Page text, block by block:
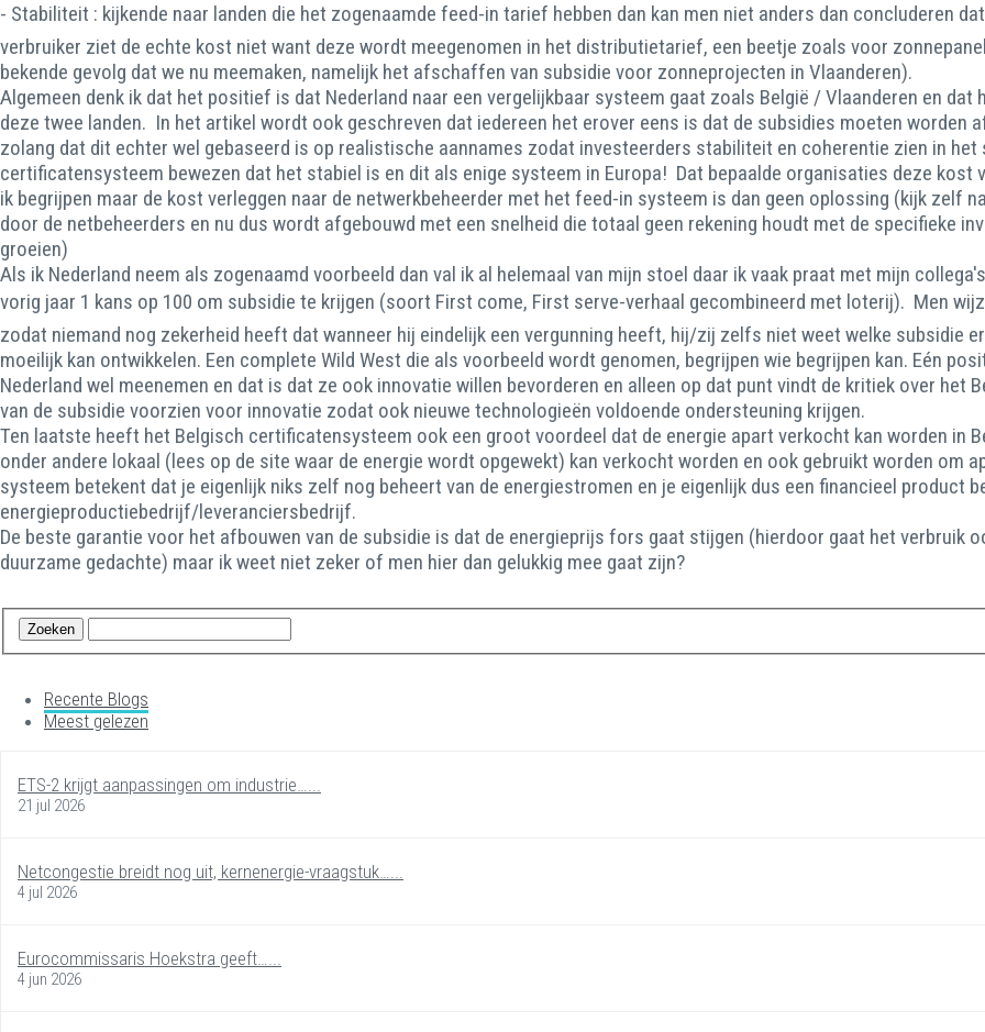
- Stabiliteit : kijkende naar landen die het zogenaamde feed-in tarief hebben dan kan men niet anders dan concluderen
verbruiker ziet de echte kost niet want deze wordt meegenomen in het distributietarief, een beetje zoals voor
bekende gevolg dat we nu meemaken, namelijk het afschaffen van subsidie voor zonneprojecten in Vlaanderen).
Algemeen denk ik dat het positief is dat Nederland naar een vergelijkbaar systeem gaat zoals België / Vlaanderen en
deze twee landen. In het artikel wordt ook geschreven dat iedereen het erover eens is dat de subsidies moeten
zolang dat dit echter wel gebaseerd is op realistische aannames zodat investeerders stabiliteit en coherentie zien in
certificatensysteem bewezen dat het stabiel is en dit als enige systeem in Europa! Dat bepaalde organisaties deze
ik begrijpen maar de kost verleggen naar de netwerkbeheerder met het feed-in systeem is dan geen oplossing (kijk zelf
door de netbeheerders en nu dus wordt afgebouwd met een snelheid die totaal geen rekening houdt met de specifieke
groeien)
Als ik Nederland neem als zogenaamd voorbeeld dan val ik al helemaal van mijn stoel daar ik vaak praat met mijn
vorig jaar 1 kans op 100 om subsidie te krijgen (soort First come, First serve-verhaal gecombineerd met loterij). Men
zodat niemand nog zekerheid heeft dat wanneer hij eindelijk een vergunning heeft, hij/zij zelfs niet weet welke subsidie
moeilijk kan ontwikkelen. Een complete Wild West die als voorbeeld wordt genomen, begrijpen wie begrijpen kan. Eén
Nederland wel meenemen en dat is dat ze ook innovatie willen bevorderen en alleen op dat punt vindt de kritiek over het
van de subsidie voorzien voor innovatie zodat ook nieuwe technologieën voldoende ondersteuning krijgen.
Ten laatste heeft het Belgisch certificatensysteem ook een groot voordeel dat de energie apart verkocht kan worden in
onder andere lokaal (lees op de site waar de energie wordt opgewekt) kan verkocht worden en ook gebruikt worden om
systeem betekent dat je eigenlijk niks zelf nog beheert van de energiestromen en je eigenlijk dus een financieel product
energieproductiebedrijf/leveranciersbedrijf.
De beste garantie voor het afbouwen van de subsidie is dat de energieprijs fors gaat stijgen (hierdoor gaat het verbruik
duurzame gedachte) maar ik weet niet zeker of men hier dan gelukkig mee gaat zijn?
Recente Blogs
Meest gelezen
ETS-2 krijgt aanpassingen om industrie…...
21 jul 2026
Netcongestie breidt nog uit, kernenergie-vraagstuk…...
4 jul 2026
Eurocommissaris Hoekstra geeft…...
4 jun 2026